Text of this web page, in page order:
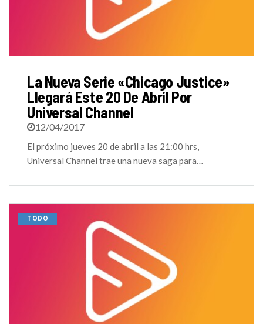
La Nueva Serie «Chicago Justice»
Llegará Este 20 De Abril Por
Universal Channel
12/04/2017
El próximo jueves 20 de abril a las 21:00 hrs,
Universal Channel trae una nueva saga para…
TODO